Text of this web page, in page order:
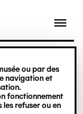
ou par des
navigation et
fonctionnement
les refuser ou en